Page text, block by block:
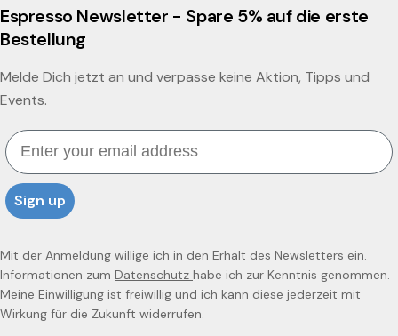
Espresso Newsletter - Spare 5% auf die erste
Bestellung
Melde Dich jetzt an und verpasse keine Aktion, Tipps und
Events.
Email
Sign up
Mit der Anmeldung willige ich in den Erhalt des Newsletters ein.
Informationen zum Datenschutz habe ich zur Kenntnis genommen.
Meine Einwilligung ist freiwillig und ich kann diese jederzeit mit
Wirkung für die Zukunft widerrufen.